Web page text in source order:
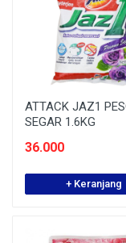
ATTACK JAZ1
SEGAR 1.6KG
36.000
+ Keranjang